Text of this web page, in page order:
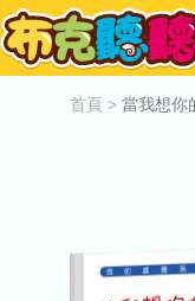
首頁 > 當我想你